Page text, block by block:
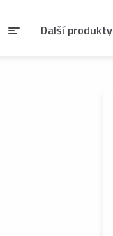
Další produkty